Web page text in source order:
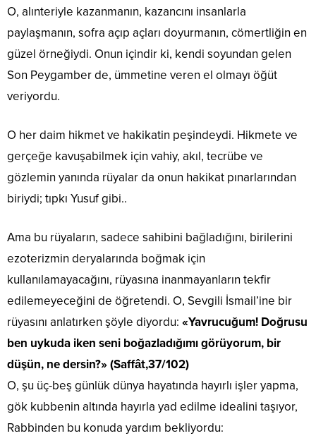
O, alınteriyle kazanmanın, kazancını insanlarla
paylaşmanın, sofra açıp açları doyurmanın, cömertliğin en
güzel örneğiydi. Onun içindir ki, kendi soyundan gelen
Son Peygamber de, ümmetine veren el olmayı öğüt
veriyordu.
O her daim hikmet ve hakikatin peşindeydi. Hikmete ve
gerçeğe kavuşabilmek için vahiy, akıl, tecrübe ve
gözlemin yanında rüyalar da onun hakikat pınarlarından
biriydi; tıpkı Yusuf gibi..
Ama bu rüyaların, sadece sahibini bağladığını, birilerini
ezoterizmin deryalarında boğmak için
kullanılamayacağını, rüyasına inanmayanların tekfir
edilemeyeceğini de öğretendi. O, Sevgili İsmail’ine bir
rüyasını anlatırken şöyle diyordu: «Yavrucuğum! Doğrusu
ben uykuda iken seni boğazladığımı görüyorum, bir
düşün, ne dersin?»(Saffât,37/102)
O, şu üç-beş günlük dünya hayatında hayırlı işler yapma,
gök kubbenin altında hayırla yad edilme idealini taşıyor,
Rabbinden bu konuda yardım bekliyordu: